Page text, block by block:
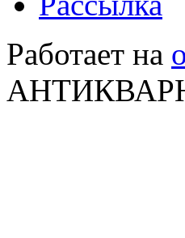
Работает на